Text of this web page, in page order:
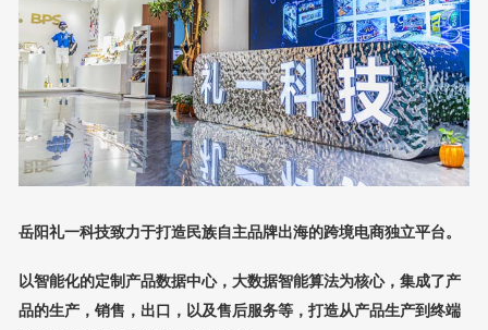
岳阳礼一科技致力于打造民族自主品牌出海的跨境电商独立平台。
以智能化的定制产品数据中心，大数据智能算法为核心，集成了产
品的生产，销售，出口，以及售后服务等，打造从产品生产到终端